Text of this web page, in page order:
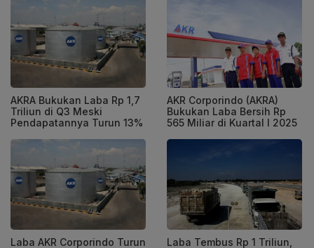
AKRA Bukukan Laba Rp 1,7
Triliun di Q3 Meski
Pendapatannya Turun 13%
AKR Corporindo (AKRA)
Bukukan Laba Bersih Rp
565 Miliar di Kuartal I 2025
Laba AKR Corporindo Turun
Laba Tembus Rp 1 Triliun,